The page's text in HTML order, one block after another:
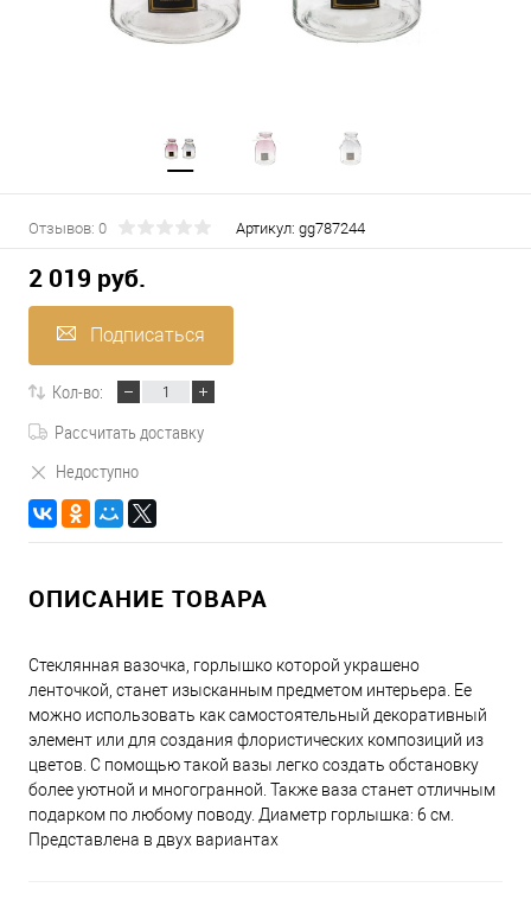
Отзывов: 0 Артикул: gg787244
2 019 руб.
Подписаться
Кол-во:
Рассчитать доставку
Недоступно
ОПИСАНИЕ ТОВАРА
Стеклянная вазочка, горлышко которой украшено
ленточкой, станет изысканным предметом интерьера. Ее
можно использовать как самостоятельный декоративный
элемент или для создания флористических композиций из
цветов. С помощью такой вазы легко создать обстановку
более уютной и многогранной. Также ваза станет отличным
подарком по любому поводу. Диаметр горлышка: 6 см.
Представлена в двух вариантах